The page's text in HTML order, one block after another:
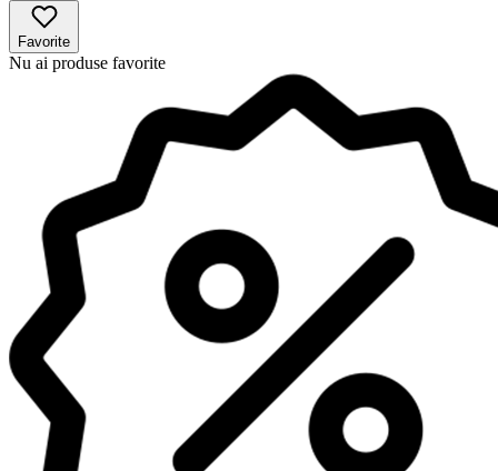
Favorite
Nu ai produse favorite